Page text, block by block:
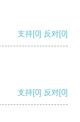
支持[0] 反对[0]
支持[0] 反对[0]